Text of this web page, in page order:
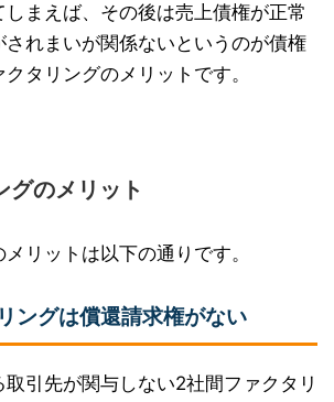
まえば、その後は売上債権が正常
されまいが関係ないというのが債権
タリングのメリットです。
グのメリット
リットは以下の通りです。
ングは償還請求権がない
引先が関与しない2社間ファクタリ